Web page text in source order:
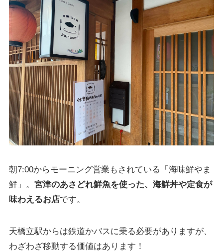
朝7:00からモーニング営業もされている「海味鮮やま
鮮」。 宮津のあさどれ鮮魚を使った、海鮮丼や定食が
味わえるお店です。
天橋立駅からは鉄道かバスに乗る必要がありますが、
わざわざ移動する価値はあります！